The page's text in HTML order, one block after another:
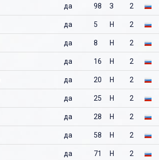
да 98 З 2
да 5 Н 2
да 8 Н 2
да 16 Н 2
да 20 Н 2
да 25 Н 2
да 28 Н 2
да 58 Н 2
да 71 Н 2